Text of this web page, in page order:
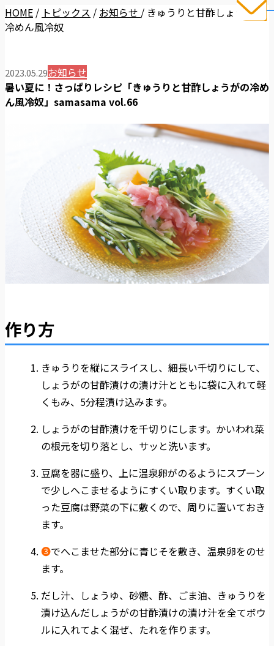
HOME / トピックス / お知らせ / きゅうりと甘酢しょうがの
冷めん風冷奴
2023.05.29お知らせ
暑い夏に！さっぱりレシピ「きゅうりと甘酢しょうがの冷め
ん風冷奴」samasama vol.66
作り方
きゅうりを縦にスライスし、細長い千切りにして、
しょうがの甘酢漬けの漬け汁とともに袋に入れて軽
くもみ、5分程漬け込みます。
しょうがの甘酢漬けを千切りにします。かいわれ菜
の根元を切り落とし、サッと洗います。
豆腐を器に盛り、上に温泉卵がのるようにスプーン
で少しへこませるようにすくい取ります。すくい取
った豆腐は野菜の下に敷くので、周りに置いておき
ます。
❸でへこませた部分に青じそを敷き、温泉卵をのせ
ます。
だし汁、しょうゆ、砂糖、酢、ごま油、きゅうりを
漬け込んだしょうがの甘酢漬けの漬け汁を全てボウ
ルに入れてよく混ぜ、たれを作ります。